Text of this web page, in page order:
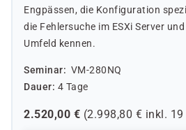
Engpässen, die Konfiguration
die Fehlersuche im ESXi Server
Umfeld kennen.
Seminar
VM-280NQ
Dauer 4 Tage
2.520,00 € (2.998,80 € inkl. 19